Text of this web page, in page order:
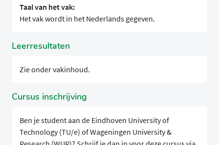
Taal van het vak:
Het vak wordt in het Nederlands gegeven.
Leerresultaten
Zie onder vakinhoud.
Cursus inschrijving
Ben je student aan de Eindhoven University of
Technology (TU/e) of Wageningen University &